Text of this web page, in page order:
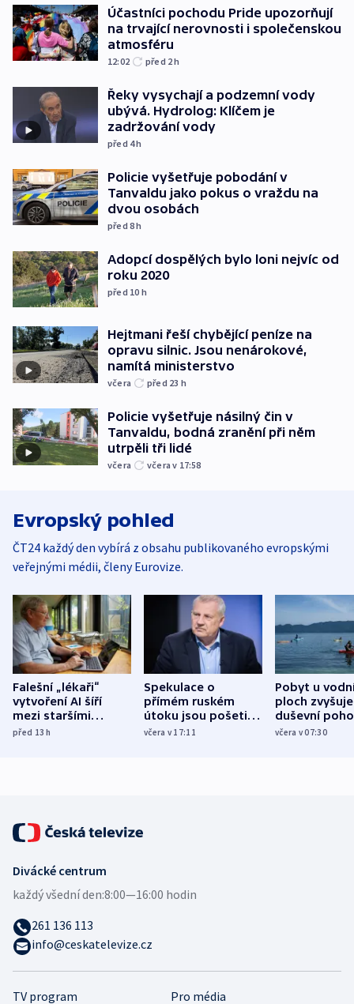
Účastníci pochodu Pride upozorňují
na trvající nerovnosti i společenskou
atmosféru
12:02 před 2h
Řeky vysychají a podzemní vody
ubývá. Hydrolog: Klíčem je
zadržování vody
před 4h
Policie vyšetřuje pobodání v
Tanvaldu jako pokus o vraždu na
dvou osobách
před 8h
Adopcí dospělých bylo loni nejvíc od
roku 2020
před 10 h
Hejtmani řeší chybějící peníze na
opravu silnic. Jsou nenárokové,
namítá ministerstvo
včera před 23 h
Policie vyšetřuje násilný čin v
Tanvaldu, bodná zranění při něm
utrpěli tři lidé
včera včera v 17:58
Evropský pohled
ČT24 každý den vybírá z obsahu publikovaného evropskými
veřejnými médii, členy Eurovize.
Falešní „lékaři“
vytvoření AI šíří
mezi staršími
Poláky nebezpečné
před 13h
Spekulace o
přímém ruském
útoku jsou pošetilé,
míní estonský
včera v 17:11
Pobyt u
ploch zvyšuje
duševní
ukázala
včera v 07:30
TV program Pro média
Divácké centrum
každý všední den:8:00—16:00 hodin
261 136 113
info@ceskatelevize.cz